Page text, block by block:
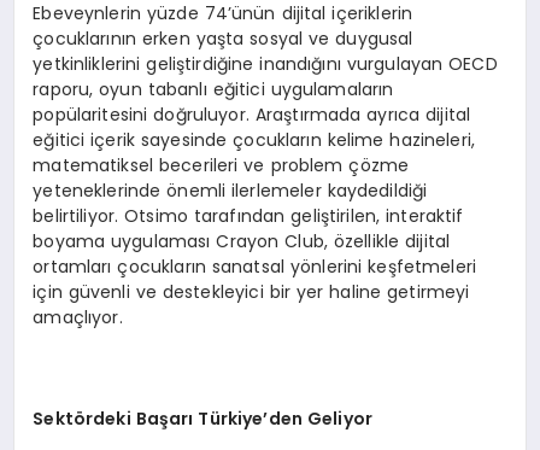
Ebeveynlerin yüzde 74’ünün dijital içeriklerin
çocuklarının erken yaşta sosyal ve duygusal
yetkinliklerini geliştirdiğine inandığını vurgulayan OECD
raporu, oyun tabanlı eğitici uygulamaların
popülaritesini doğruluyor. Araştırmada ayrıca dijital
eğitici içerik sayesinde çocukların kelime hazineleri,
matematiksel becerileri ve problem çözme
yeteneklerinde önemli ilerlemeler kaydedildiği
belirtiliyor. Otsimo tarafından geliştirilen, interaktif
boyama uygulaması Crayon Club, özellikle dijital
ortamları çocukların sanatsal yönlerini keşfetmeleri
için güvenli ve destekleyici bir yer haline getirmeyi
amaçlıyor.
Sektördeki Başarı Türkiye’den Geliyor